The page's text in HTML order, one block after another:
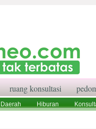
ruang konsultasi
Daerah Hiburan